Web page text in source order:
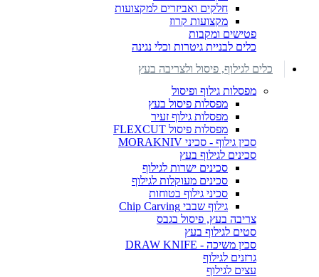
חלקים ואביזרים למקצועות
מקצועות קרוז
פטישים ומקבות
כלים לבניית גיטרות וכלי נגינה
כלים לגילוף, פיסול ולצריבה בעץ
מפסלות גילוף ופיסול
מפסלות פיסול בעץ
מפסלות גילוף זעיר
מפסלות פיסול FLEXCUT
סכין גילוף - סכיני MORAKNIV
סכינים לגילוף בעץ
סכינים ישרות לגילוף
סכינים מעוקלות לגילוף
סכיני גילוף בטוחות
גילוף שבבי Chip Carving
צריבה בעץ, פיסול בגבס
סטים לגילוף בעץ
סכין משיכה - DRAW KNIFE
גרזנים לגילוף
עצים לגילוף